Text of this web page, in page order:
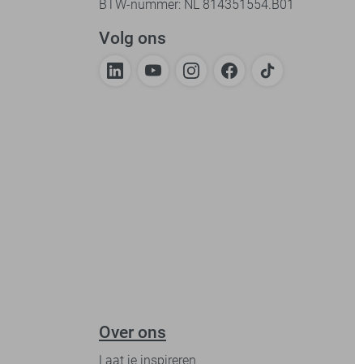
BTW-nummer: NL 814351554.B01
Volg ons
Over ons
Laat je inspireren